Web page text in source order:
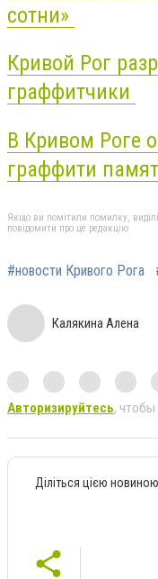
сотни»
Кривой Рог
граффитчики
В Кривом Роге
граффити
Якщо ви помітили помилку,
повідомити про це редакцію
#новости Кривого Рога
Калякина Алена
Авторизируйтесь, чтобы
Діліться цією